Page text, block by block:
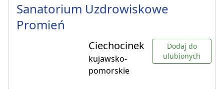
Sanatorium Uzdrowiskowe
Promień
Ciechocinek
kujawsko-
pomorskie
Dodaj do
ulubionych